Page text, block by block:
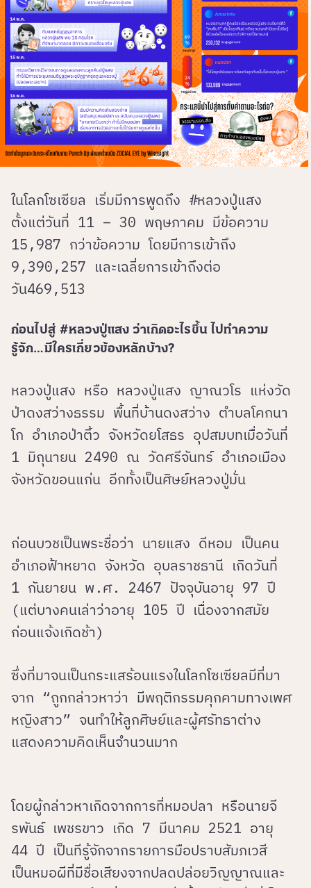
ในโลกโซเซียล เริ่มมีการพูดถึง #หลวงปู่แสง
ตั้งแต่วันที่ 11 – 30 พฤษภาคม มีข้อความ
15,987 กว่าข้อความ โดยมีการเข้าถึง
9,390,257 และเฉลี่ยการเข้าถึงต่อ
วัน469,513
ก่อนไปสู่ #หลวงปู่แสง ว่าเกิดอะไรขึ้น ไปทำความ
รู้จัก…มีใครเกี่ยวข้องหลักบ้าง?
หลวงปู่แสง หรือ หลวงปู่แสง ญาณวโร แห่งวัด
ป่าดงสว่างธรรม พื้นที่บ้านดงสว่าง ตำบลโคกนา
โก อำเภอป่าติ้ว จังหวัดยโสธร อุปสมบทเมื่อวันที่
1 มิถุนายน 2490 ณ วัดศรีจันทร์ อำเภอเมือง
จังหวัดขอนแก่น อีกทั้งเป็นศิษย์หลวงปู่มั่น
ก่อนบวชเป็นพระชื่อว่า นายแสง ดีหอม เป็นคน
อำเภอฟ้าหยาด จังหวัด อุบลราชธานี เกิดวันที่
1 กันยายน พ.ศ. 2467 ปัจจุบันอายุ 97 ปี
(แต่บางคนเล่าว่าอายุ 105 ปี เนื่องจากสมัย
ก่อนแจ้งเกิดช้า)
ซึ่งที่มาจนเป็นกระแสร้อนแรงในโลกโซเซียลมีที่มา
จาก “ถูกกล่าวหาว่า มีพฤติกรรมคุกคามทางเพศ
หญิงสาว” จนทำให้ลูกศิษย์และผู้ศรัทธาต่าง
แสดงความคิดเห็นจำนวนมาก
โดยผู้กล่าวหาเกิดจากการที่หมอปลา หรือนายจี
รพันธ์ เพชรขาว เกิด 7 มีนาคม 2521 อายุ
44 ปี เป็นทีรู้จักจากรายการมือปราบสัมภเวสี
เป็นหมอผีที่มีชื่อเสียงจากปลดปล่อยวิญญาณและ